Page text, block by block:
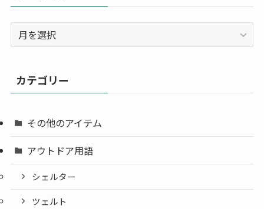
ー
ブ
カテゴリー
その他のアイテム
アウトドア用語
シェルター
ツェルト